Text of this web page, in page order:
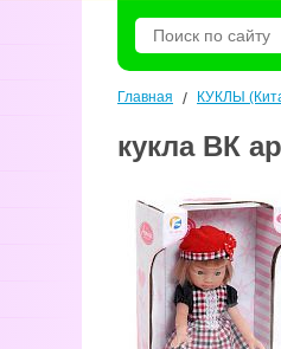
Главная / КУКЛЫ
кукла ВК